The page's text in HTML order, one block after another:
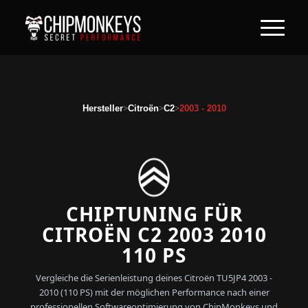
Hersteller>Citroën>C2>2003 - 2010
CHIPTUNING FÜR
CITROËN C2 2003 2010
110 PS
Vergleiche die Serienleistung deines Citroën TU5JP4 2003 -
2010 (110 PS) mit der möglichen Performance nach einer